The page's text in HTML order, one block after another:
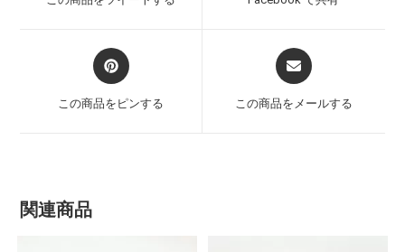
この商品をピンする この商品をメールする
関連商品